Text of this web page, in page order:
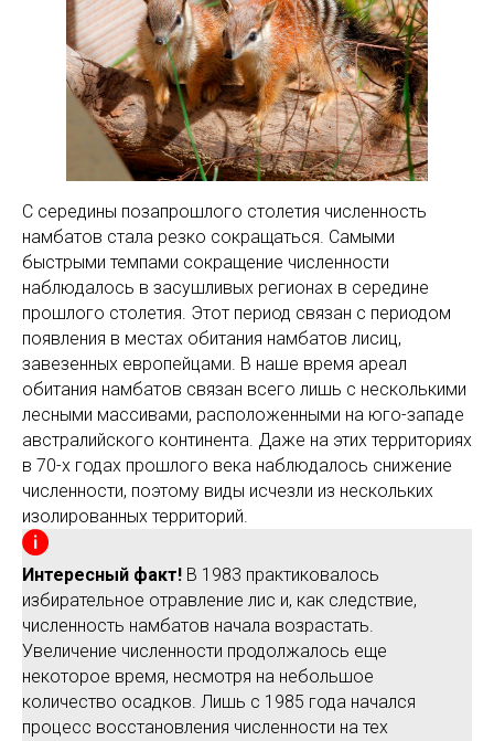
С середины позапрошлого столетия численность
намбатов стала резко сокращаться. Самыми
быстрыми темпами сокращение численности
наблюдалось в засушливых регионах в середине
прошлого столетия. Этот период связан с периодом
появления в местах обитания намбатов лисиц,
завезенных европейцами. В наше время ареал
обитания намбатов связан всего лишь с несколькими
лесными массивами, расположенными на юго-западе
австралийского континента. Даже на этих территориях
в 70-х годах прошлого века наблюдалось снижение
численности, поэтому виды исчезли из нескольких
изолированных территорий.
Интересный факт! В 1983 практиковалось
избирательное отравление лис и, как следствие,
численность намбатов начала возрастать.
Увеличение численности продолжалось еще
некоторое время, несмотря на небольшое
количество осадков. Лишь с 1985 года начался
процесс восстановления численности на тех